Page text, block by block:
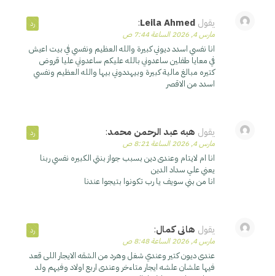
يقول Leila Ahmed
:
مارس 4, 2026 الساعة 7:44 ص
انا نفسي اسدد ديوني كبيرة والله العظيم ونفسي في بيت اعيش
في معايا طفلين ساعدوني بالله عليكم ساعدوني عليا قروض
كتيره مبالغ مالية كبيرة وبيهددوني بيها والله العظيم ونفسي
اسدد من الاقصر
رد
يقول هبه عبد الرحمن محمد:
مارس 4, 2026 الساعة 8:21 ص
انا ام لايتام وعندى دين بسبب جواز بنتي الكبيره نفسي ربنا
يعني علي سداد الدين
انا من بني سويف يا رب تكونوا بتيجوا عندنا
رد
يقول هانى كمال:
مارس 4, 2026 الساعة 8:48 ص
عندى ديون كتير وعندي شغل وهرد من الشقه الايجار اللى قعد
فيها علشان علشه ايجار متاءخر وعندى اربع اولاد وفيهم ولد
رد